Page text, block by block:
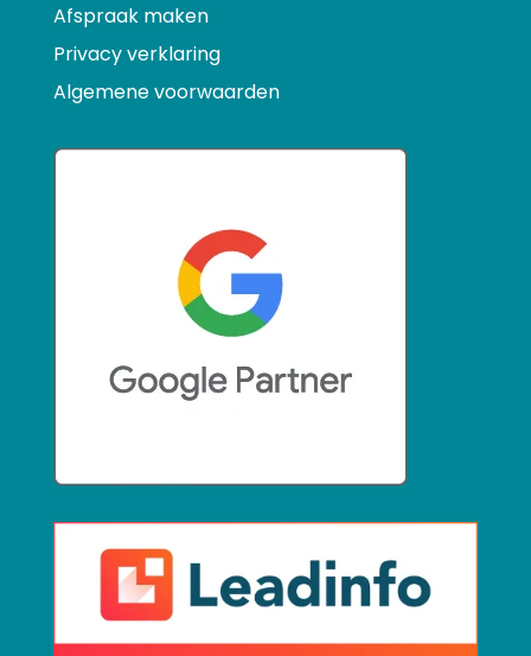
Afspraak maken
Privacy verklaring
Algemene voorwaarden